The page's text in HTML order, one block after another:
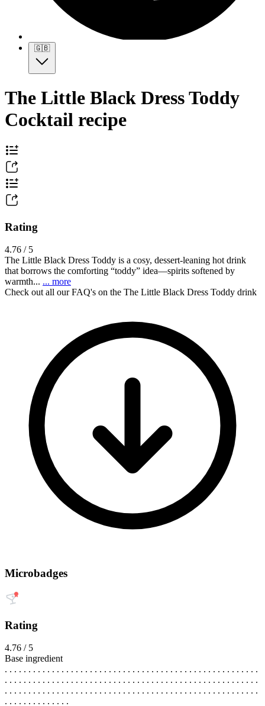
🇬🇧
The Little Black Dress Toddy
Cocktail recipe
Rating
4.76 / 5
The Little Black Dress Toddy is a cosy, dessert-leaning hot drink
that borrows the comforting “toddy” idea—spirits softened by
warmth... ... more
Check out all our FAQ's on the The Little Black Dress Toddy drink
Microbadges
Rating
4.76 / 5
Base ingredient
. . . . . . . . . . . . . . . . . . . . . . . . . . . . . . . . . . . . . . . . . . . . . . . . . . . . . .
. . . . . . . . . . . . . . . . . . . . . . . . . . . . . . . . . . . . . . . . . . . . . . . . . . . . . .
. . . . . . . . . . . . . . . . . . . . . . . . . . . . . . . . . . . . . . . . . . . . . . . . . . . . . .
. . . . . . . . . . . . . .